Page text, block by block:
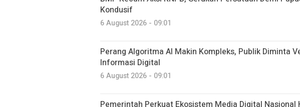
Kondusif
6 August 2026 - 09:01
Perang Algoritma AI Makin Kompleks, Publik Diminta
Informasi Digital
6 August 2026 - 09:01
Pemerintah Perkuat Ekosistem Media Digital Nasional